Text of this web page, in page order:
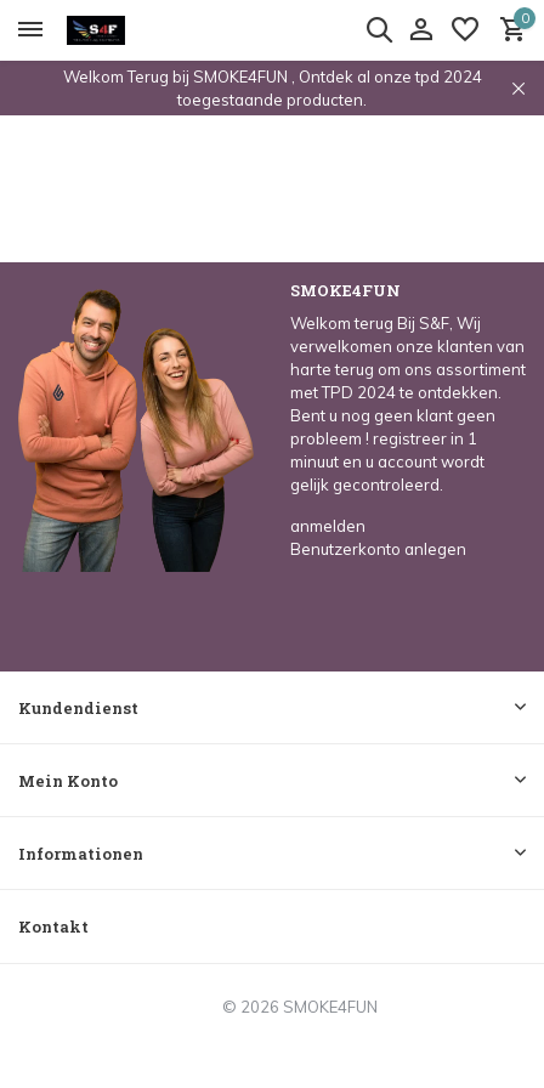
0
Welkom Terug bij SMOKE4FUN , Ontdek al onze tpd 2024
toegestaande producten.
SMOKE4FUN
Welkom terug Bij S&F, Wij
verwelkomen onze klanten van
harte terug om ons assortiment
met TPD 2024 te ontdekken.
Bent u nog geen klant geen
probleem ! registreer in 1
minuut en u account wordt
gelijk gecontroleerd.
anmelden
Benutzerkonto anlegen
Kundendienst
Mein Konto
Informationen
Kontakt
© 2026 SMOKE4FUN